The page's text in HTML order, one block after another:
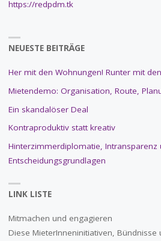
https://redpdm.tk
NEUESTE BEITRÄGE
Her mit den Wohnungen! Runter mit
Mietendemo: Organisation, Route,
Ein skandalöser Deal
Kontraproduktiv statt kreativ
Hinterzimmerdiplomatie, Intransparenz
Entscheidungsgrundlagen
LINK LISTE
Mitmachen und engagieren
Diese MieterInneninitiativen,